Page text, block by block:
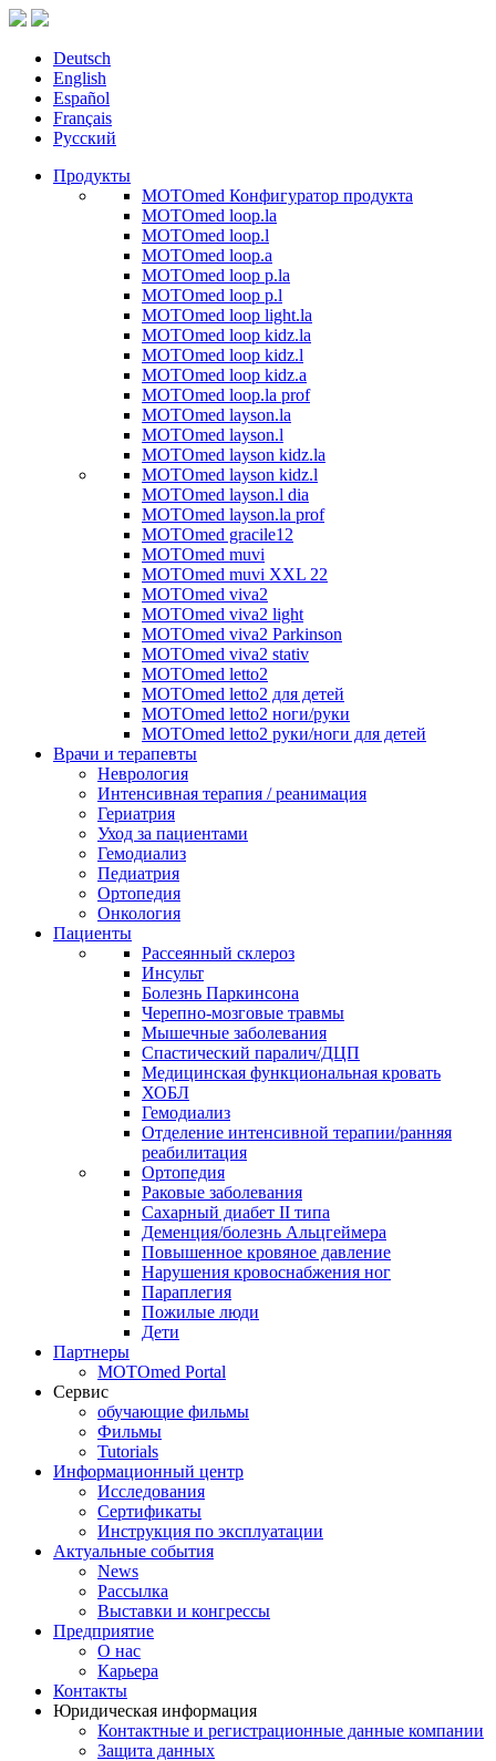
Deutsch
English
Español
Français
Русский
Продукты
MOTOmed Конфигуратор продукта
MOTOmed loop.la
MOTOmed loop.l
MOTOmed loop.a
MOTOmed loop p.la
MOTOmed loop p.l
MOTOmed loop light.la
MOTOmed loop kidz.la
MOTOmed loop kidz.l
MOTOmed loop kidz.a
MOTOmed loop.la prof
MOTOmed layson.la
MOTOmed layson.l
MOTOmed layson kidz.la
MOTOmed layson kidz.l
MOTOmed layson.l dia
MOTOmed layson.la prof
MOTOmed gracile12
MOTOmed muvi
MOTOmed muvi XXL 22
MOTOmed viva2
MOTOmed viva2 light
MOTOmed viva2 Parkinson
MOTOmed viva2 stativ
MOTOmed letto2
MOTOmed letto2 для детей
MOTOmed letto2 ноги/руки
MOTOmed letto2 руки/ноги для детей
Врачи и терапевты
Неврология
Интенсивная терапия / реанимация
Гериатрия
Уход за пациентами
Гемодиализ
Педиатрия
Ортопедия
Онкология
Пациенты
Рассеянный склероз
Инсульт
Болезнь Паркинсона
Черепно-мозговые травмы
Мышечные заболевания
Спастический паралич/ДЦП
Медицинская функциональная кровать
ХОБЛ
Гемодиализ
Отделение интенсивной терапии/ранняя
реабилитация
Ортопедия
Раковые заболевания
Сахарный диабет II типа
Деменция/болезнь Альцгеймера
Повышенное кровяное давление
Нарушения кровоснабжения ног
Параплегия
Пожилые люди
Дети
Партнеры
MOTOmed Portal
Сервис
обучающие фильмы
Фильмы
Tutorials
Информационный центр
Исследования
Сертификаты
Инструкция по эксплуатации
Актуальные события
News
Рассылка
Выставки и конгрессы
Предприятие
О нас
Карьера
Контакты
Юридическая информация
Контактные и регистрационные данные компании
Защита данных